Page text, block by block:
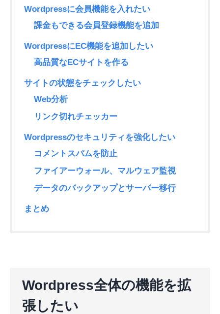
Wordpressに会員機能を入れたい
課金もできる会員登録機能を追加
WordpressにEC機能を追加したい
高品質なECサイトを作る
サイトの状態をチェックしたい
Web分析
リンク切れチェッカー
Wordpressのセキュリティを強化したい
コメントスパムを防止
ファイアーウォール、マルウェア監視
データのバックアップとサーバー移行
まとめ
Wordpress全体の機能を拡
張したい